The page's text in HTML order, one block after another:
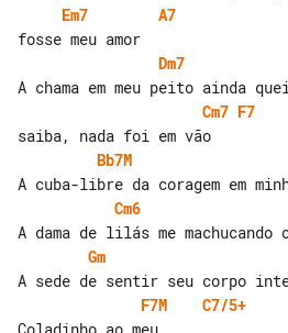
Em7
A7
Dm7
Cm7 F7
Bb7M
Cm6
Gm
F7M
C7/5+